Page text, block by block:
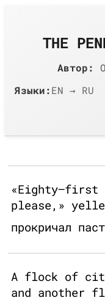
THE
Автор:
Языки:EN → RU
«Eighty–first
please,»
прокричал
A flock of
and another